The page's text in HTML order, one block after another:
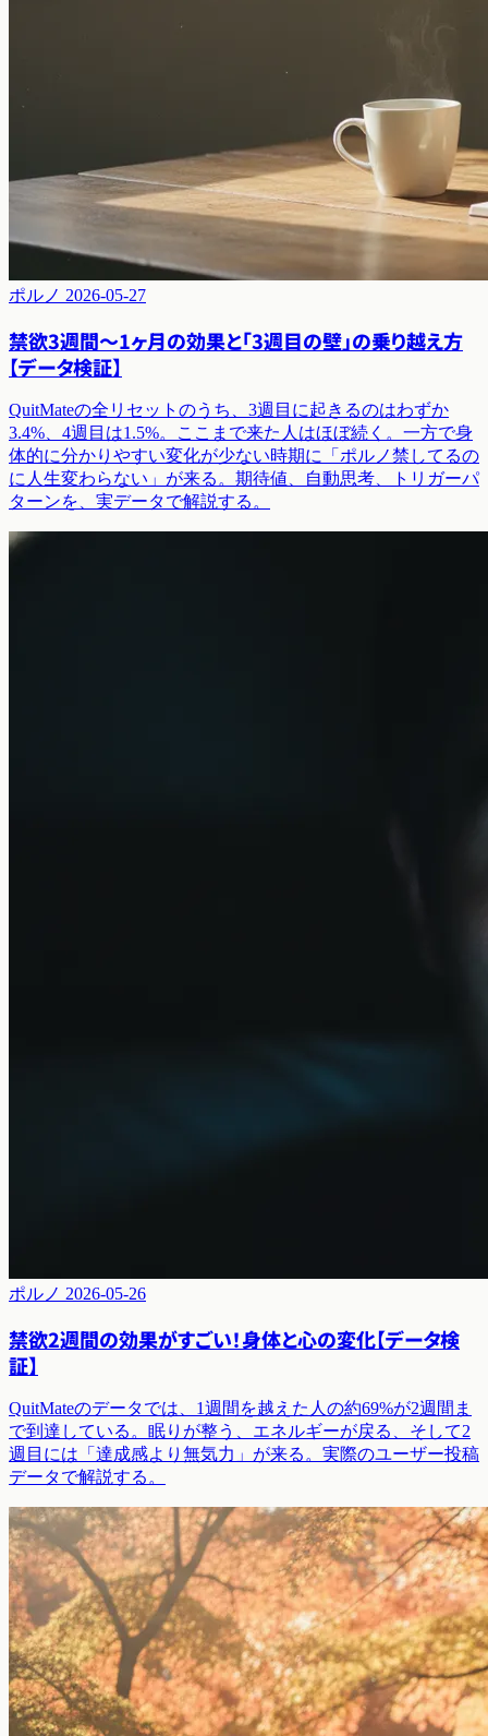
ポルノ 2026-05-27
禁欲3週間〜1ヶ月の効果と「3週目の壁」の乗り越え方
【データ検証】
QuitMateの全リセットのうち、3週目に起きるのはわずか
3.4%、4週目は1.5%。ここまで来た人はほぼ続く。一方で身
体的に分かりやすい変化が少ない時期に「ポルノ禁してるの
に人生変わらない」が来る。期待値、自動思考、トリガーパ
ターンを、実データで解説する。
ポルノ 2026-05-26
禁欲2週間の効果がすごい！身体と心の変化【データ検
証】
QuitMateのデータでは、1週間を越えた人の約69%が2週間ま
で到達している。眠りが整う、エネルギーが戻る、そして2
週目には「達成感より無気力」が来る。実際のユーザー投稿
データで解説する。